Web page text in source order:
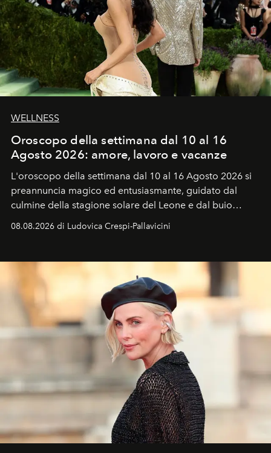
WELLNESS
Oroscopo della settimana dal 10 al 16
Agosto 2026: amore, lavoro e vacanze
L'oroscopo della settimana dal 10 al 16 Agosto 2026 si
preannuncia magico ed entusiasmante, guidato dal
culmine della stagione solare del Leone e dal buio
favorevole della Luna nuova in Leone del 12 agosto,
ideale per la notte delle Perseidi.
08.08.2026 di Ludovica Crespi-Pallavicini